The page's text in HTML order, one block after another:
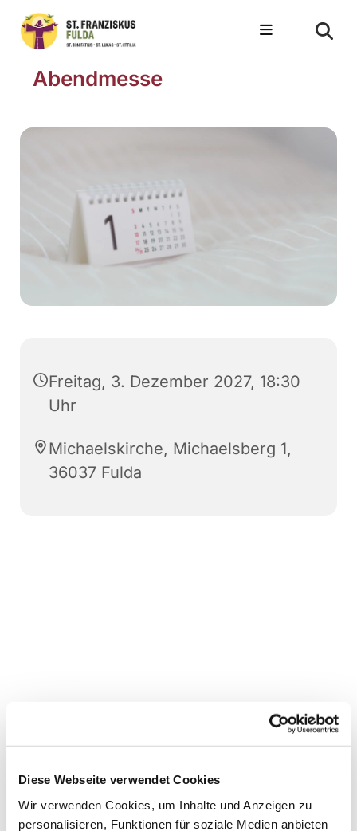
Diese Webseite verwendet Cookies
Wir verwenden Cookies, um Inhalte und Anzeigen zu
personalisieren, Funktionen für soziale Medien anbieten
Abendmesse
Freitag, 3. Dezember 2027, 18:30
Uhr
Michaelskirche, Michaelsberg 1,
36037 Fulda